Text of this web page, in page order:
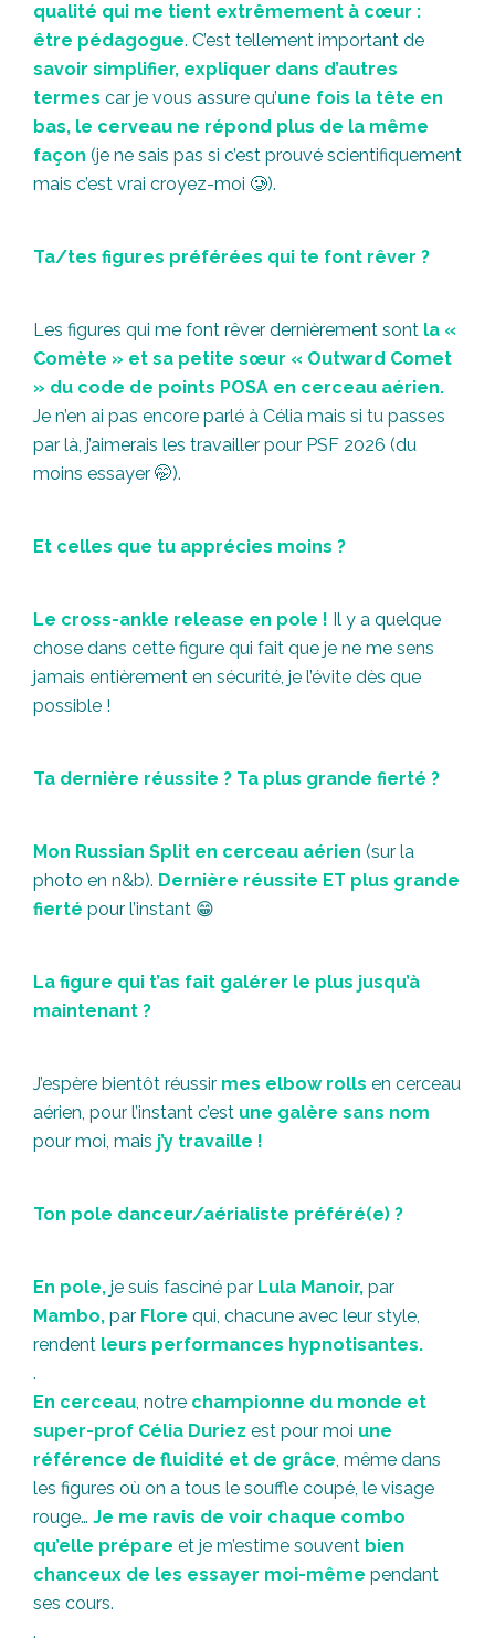
qualité qui me tient extrêmement à cœur :
être pédagogue. C’est tellement important de
savoir simplifier, expliquer dans d’autres
termes car je vous assure qu’une fois la tête en
bas, le cerveau ne répond plus de la même
façon (je ne sais pas si c’est prouvé scientifiquement
mais c’est vrai croyez-moi 🥲).
Ta/tes figures préférées qui te font rêver ?
Les figures qui me font rêver dernièrement sont la «
Comète » et sa petite sœur « Outward Comet
» du code de points POSA en cerceau aérien.
Je n’en ai pas encore parlé à Célia mais si tu passes
par là, j’aimerais les travailler pour PSF 2026 (du
moins essayer 🤭).
Et celles que tu apprécies moins ?
Le cross-ankle release en pole ! Il y a quelque
chose dans cette figure qui fait que je ne me sens
jamais entièrement en sécurité, je l’évite dès que
possible !
Ta dernière réussite ? Ta plus grande fierté ?
Mon Russian Split en cerceau aérien (sur la
photo en n&b). Dernière réussite ET plus grande
fierté pour l’instant 😁
La figure qui t’as fait galérer le plus jusqu’à
maintenant ?
J’espère bientôt réussir mes elbow rolls en cerceau
aérien, pour l’instant c’est une galère sans nom
pour moi, mais j’y travaille !
Ton pole danceur/aérialiste préféré(e) ?
En pole, je suis fasciné par Lula Manoir, par
Mambo, par Flore qui, chacune avec leur style,
rendent leurs performances hypnotisantes.
.
En cerceau, notre championne du monde et
super-prof Célia Duriez est pour moi une
référence de fluidité et de grâce, même dans
les figures où on a tous le souffle coupé, le visage
rouge… Je me ravis de voir chaque combo
qu’elle prépare et je m’estime souvent bien
chanceux de les essayer moi-même pendant
ses cours.
.